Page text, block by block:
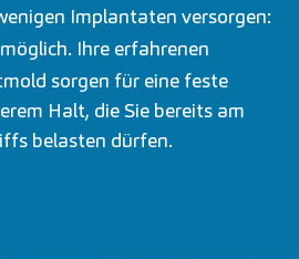
Implantaten versorgen:
Ihre erfahrenen
sorgen für eine feste
Halt, die Sie bereits am
belasten dürfen.